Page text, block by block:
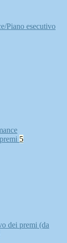
Piano esecutivo
5
dei premi (da